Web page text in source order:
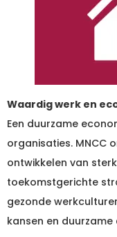
Waardig werk en
Een duurzame
organisaties. MNCC
ontwikkelen van
toekomstgerichte
gezonde
kansen en